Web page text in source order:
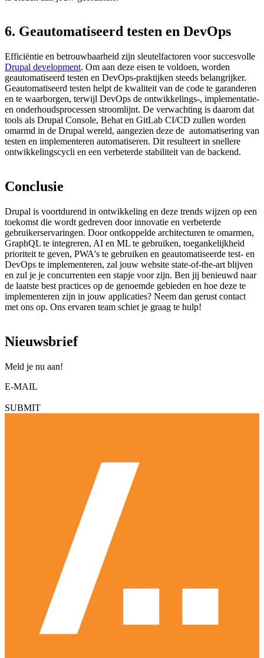
6. Geautomatiseerd testen en DevOps
Efficiëntie en betrouwbaarheid zijn sleutelfactoren voor succesvolle
Drupal development. Om aan deze eisen te voldoen, worden
geautomatiseerd testen en DevOps-praktijken steeds belangrijker.
Geautomatiseerd testen helpt de kwaliteit van de code te garanderen
en te waarborgen, terwijl DevOps de ontwikkelings-, implementatie-
en onderhoudsprocessen stroomlijnt. De verwachting is daarom dat
tools als Drupal Console, Behat en GitLab CI/CD zullen worden
omarmd in de Drupal wereld, aangezien deze de automatisering van
testen en implementeren automatiseren. Dit resulteert in snellere
ontwikkelingscycli en een verbeterde stabiliteit van de backend.
Conclusie
Drupal is voortdurend in ontwikkeling en deze trends wijzen op een
toekomst die wordt gedreven door innovatie en verbeterde
gebruikerservaringen. Door ontkoppelde architecturen te omarmen,
GraphQL te integreren, AI en ML te gebruiken, toegankelijkheid
prioriteit te geven, PWA's te gebruiken en geautomatiseerde test- en
DevOps te implementeren, zal jouw website state-of-the-art blijven
en zul je je concurrenten een stapje voor zijn. Ben jij benieuwd naar
de laatste best practices op de genoemde gebieden en hoe deze te
implementeren zijn in jouw applicaties? Neem dan gerust contact
met ons op. Ons ervaren team schiet je graag te hulp!
Nieuwsbrief
Meld je nu aan!
E-MAIL